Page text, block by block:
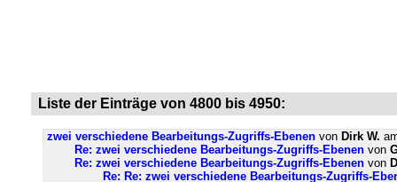
Liste der Einträge von 4800 bis 4950:
zwei verschiedene Bearbeitungs-Zugriffs-Ebenen von Dirk W.
Re: zwei verschiedene Bearbeitungs-Zugriffs-Ebenen von
Re: zwei verschiedene Bearbeitungs-Zugriffs-Ebenen von
Re: Re: zwei verschiedene Bearbeitungs-Zugriffs-